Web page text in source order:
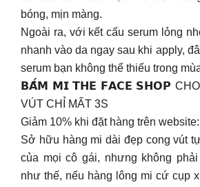
bóng, mịn màng.
Ngoài ra, với kết cấu serum lỏng
nhanh vào da ngay sau khi apply,
serum bạn không thể thiếu trong
𝗕𝗔̂́𝗠 𝗠𝗜 𝗧𝗛𝗘 𝗙𝗔𝗖𝗘 𝗦𝗛𝗢𝗣 CHO
VÚT CHỈ MẤT 3S
Giảm 10% khi đặt hàng trên
Sở hữu hàng mi dài đẹp cong vút
của mọi cô gái, nhưng không
như thế, nếu hàng lông mi cứ cụp